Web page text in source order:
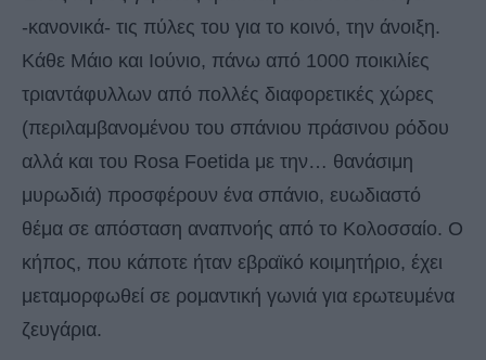
-κανονικά- τις πύλες του για το κοινό, την άνοιξη.
Κάθε Μάιο και Ιούνιο, πάνω από 1000 ποικιλίες
τριαντάφυλλων από πολλές διαφορετικές χώρες
(περιλαμβανομένου του σπάνιου πράσινου ρόδου
αλλά και του Rosa Foetida με την… θανάσιμη
μυρωδιά) προσφέρουν ένα σπάνιο, ευωδιαστό
θέμα σε απόσταση αναπνοής από το Κολοσσαίο. Ο
κήπος, που κάποτε ήταν εβραϊκό κοιμητήριο, έχει
μεταμορφωθεί σε ρομαντική γωνιά για ερωτευμένα
ζευγάρια.